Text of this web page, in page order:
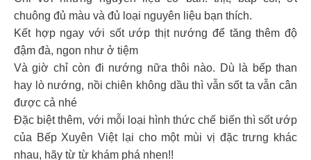
chuông đủ màu và đủ loại nguyên liệu bạn thích.
Kết hợp ngay với sốt ướp thịt nướng để tăng thêm độ
đậm đà, ngon như ở tiệm
Và giờ chỉ còn đi nướng nữa thôi nào. Dù là bếp than
hay lò nướng, nồi chiên không dầu thì vẫn sốt ta vẫn cân
được cả nhé
Đặc biệt thêm, với mỗi loại hình thức chế biến thì sốt ướp
của Bếp Xuyên Việt lại cho một mùi vị đặc trưng khác
nhau, hãy từ từ khám phá nhen!!